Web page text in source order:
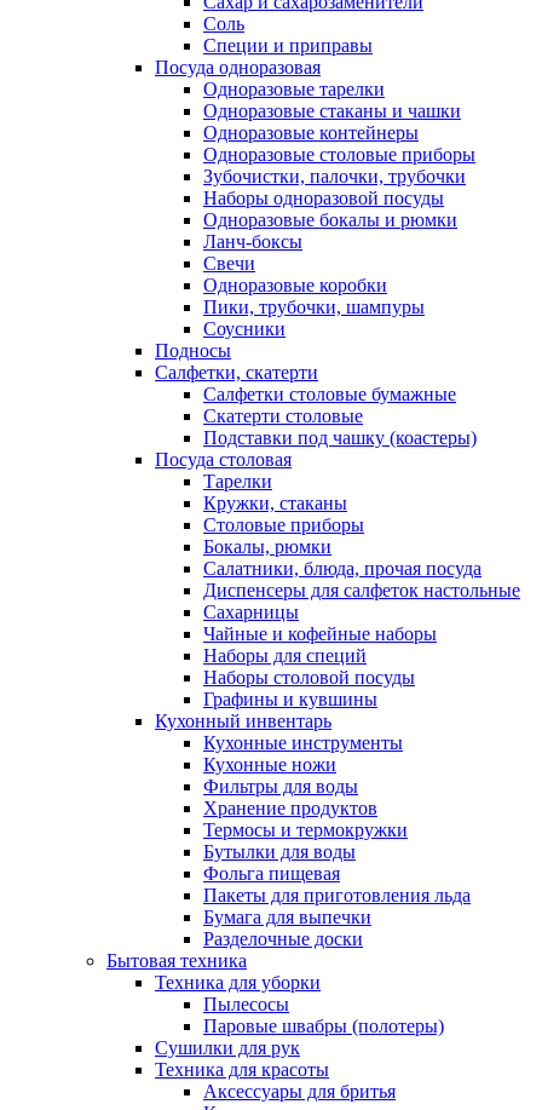
Соль
Специи и приправы
Посуда одноразовая
Одноразовые тарелки
Одноразовые стаканы и чашки
Одноразовые контейнеры
Одноразовые столовые приборы
Зубочистки, палочки, трубочки
Наборы одноразовой посуды
Одноразовые бокалы и рюмки
Ланч-боксы
Свечи
Одноразовые коробки
Пики, трубочки, шампуры
Соусники
Подносы
Салфетки, скатерти
Салфетки столовые бумажные
Скатерти столовые
Подставки под чашку (коастеры)
Посуда столовая
Тарелки
Кружки, стаканы
Столовые приборы
Бокалы, рюмки
Салатники, блюда, прочая посуда
Диспенсеры для салфеток настольные
Сахарницы
Чайные и кофейные наборы
Наборы для специй
Наборы столовой посуды
Графины и кувшины
Кухонный инвентарь
Кухонные инструменты
Кухонные ножи
Фильтры для воды
Хранение продуктов
Термосы и термокружки
Бутылки для воды
Фольга пищевая
Пакеты для приготовления льда
Бумага для выпечки
Разделочные доски
Бытовая техника
Техника для уборки
Пылесосы
Паровые швабры (полотеры)
Сушилки для рук
Техника для красоты
Аксессуары для бритья